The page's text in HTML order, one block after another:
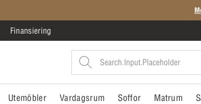
Finansiering
Utemöbler Vardagsrum Soffor Matrum